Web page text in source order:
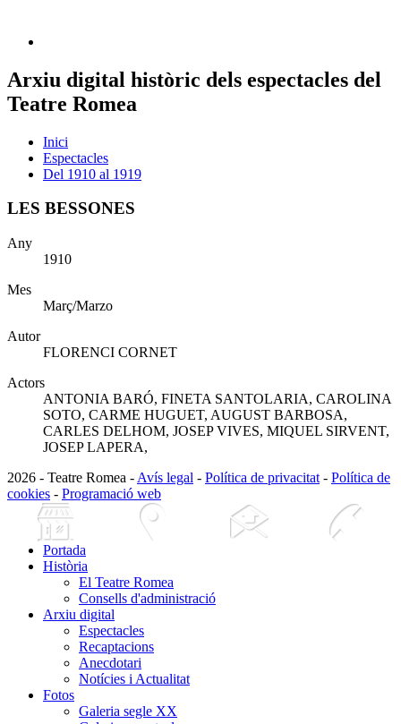
Arxiu digital històric dels espectacles del
Teatre Romea
Inici
Espectacles
Del 1910 al 1919
LES BESSONES
Any
1910
Mes
Març/Marzo
Autor
FLORENCI CORNET
Actors
ANTONIA BARÓ, FINETA SANTOLARIA, CAROLINA
SOTO, CARME HUGUET, AUGUST BARBOSA,
CARLES DELHOM, JOSEP VIVES, MIQUEL SIRVENT,
JOSEP LAPERA,
2026 - Teatre Romea - Avís legal - Política de privacitat - Política de
cookies - Programació web
Portada
Història
El Teatre Romea
Consells d'administració
Arxiu digital
Espectacles
Recaptacions
Anecdotari
Notícies i Actualitat
Fotos
Galeria segle XX